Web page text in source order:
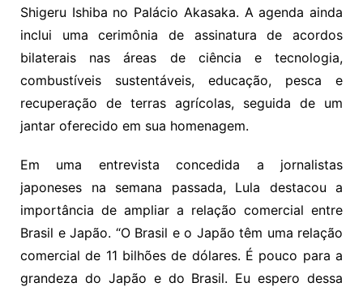
Shigeru Ishiba no Palácio Akasaka. A agenda ainda
inclui uma cerimônia de assinatura de acordos
bilaterais nas áreas de ciência e tecnologia,
combustíveis sustentáveis, educação, pesca e
recuperação de terras agrícolas, seguida de um
jantar oferecido em sua homenagem.
Em uma entrevista concedida a jornalistas
japoneses na semana passada, Lula destacou a
importância de ampliar a relação comercial entre
Brasil e Japão. “O Brasil e o Japão têm uma relação
comercial de 11 bilhões de dólares. É pouco para a
grandeza do Japão e do Brasil. Eu espero dessa